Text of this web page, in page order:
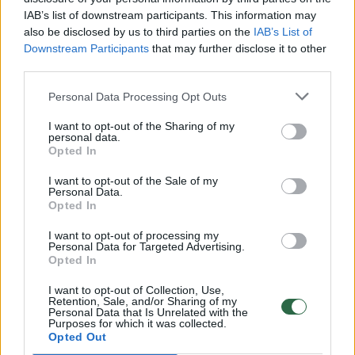
IAB’s list of downstream participants. This information may
also be disclosed by us to third parties on the IAB’s List of
Downstream Participants that may further disclose it to other
Personal Data Processing Opt Outs
I want to opt-out of the Sharing of my
personal data.
Opted In
I want to opt-out of the Sale of my
Personal Data.
Opted In
I want to opt-out of processing my
Personal Data for Targeted Advertising.
Opted In
I want to opt-out of Collection, Use,
Retention, Sale, and/or Sharing of my
Personal Data that Is Unrelated with the
Purposes for which it was collected.
Opted Out
00:00:30
Vaizdai iš tragiškos avarijos Vilniaus r.: dviejų moterų ir
vaiko gyvybių išgelbėti nepavyko
Savaitės vidurys nusimato karštas: temperatūra kils iki
32 laipsnių šilumos
vaizdas pribloškia
Žinios | Lietuvos diena
00:15:54
V. Zalužno pasisakymą laiko bandymu įsitvirtinti
Ukrainos politikoje: jis yra neteisus